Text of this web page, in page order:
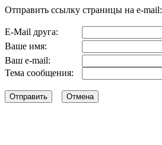
Отправить ссылку страницы на e-mail:
E-Mail друга:
Ваше имя:
Ваш e-mail:
Тема сообщения: